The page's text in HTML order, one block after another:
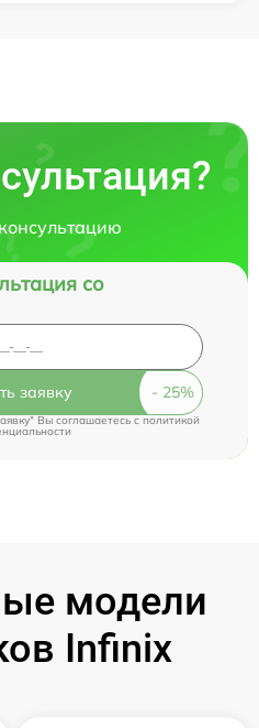
со
заявку
Вы соглашаетесь cполитикой
модели
Infinix